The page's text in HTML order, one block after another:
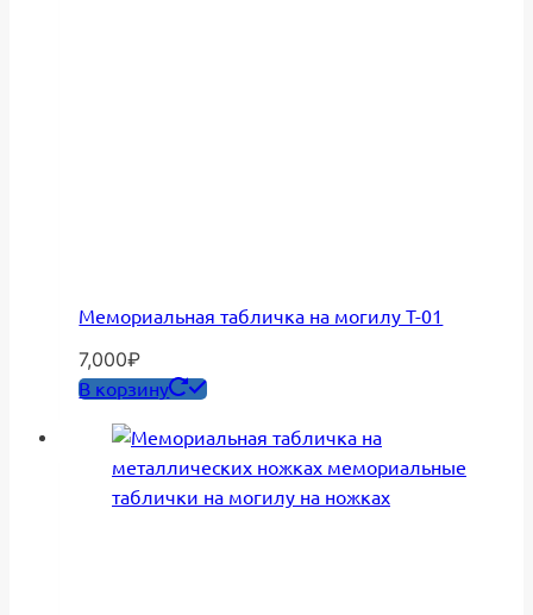
Мемориальная табличка на могилу Т-01
7,000₽
В корзину